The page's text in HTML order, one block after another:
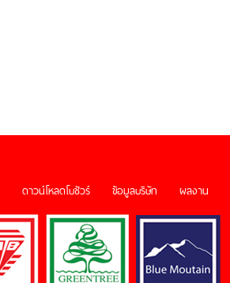
ดาวน์โหลดโบชัวร์ ข้อมูลบริษัท ผลงาน